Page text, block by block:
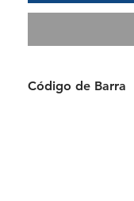
Código de Barra